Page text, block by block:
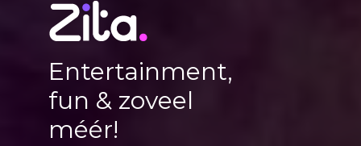
Entertainment,
fun & zoveel
méér!